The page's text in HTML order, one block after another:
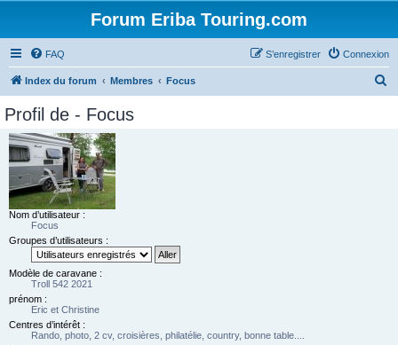
Forum Eriba Touring.com
FAQ Connexion
S’enregistrer
Index du forum Membres Focus
Profil de - Focus
Nom d’utilisateur :
Focus
Groupes d’utilisateurs :
Modèle de caravane :
Troll 542 2021
prénom :
Eric et Christine
Centres d’intérêt :
Rando, photo, 2 cv, croisières, philatélie, country, bonne table....